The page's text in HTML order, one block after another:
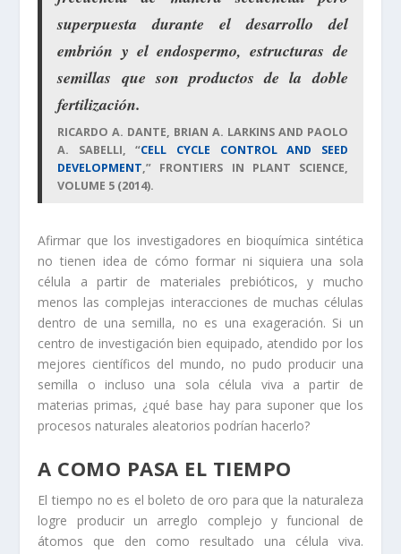
superpuesta durante el desarrollo del
embrión y el endospermo, estructuras de
semillas que son productos de la doble
fertilización.
RICARDO A. DANTE, BRIAN A. LARKINS AND PAOLO
A. SABELLI, “CELL CYCLE CONTROL AND SEED
DEVELOPMENT,” FRONTIERS IN PLANT SCIENCE,
VOLUME 5 (2014).
Afirmar que los investigadores en bioquímica sintética
no tienen idea de cómo formar ni siquiera una sola
célula a partir de materiales prebióticos, y mucho
menos las complejas interacciones de muchas células
dentro de una semilla, no es una exageración. Si un
centro de investigación bien equipado, atendido por los
mejores científicos del mundo, no pudo producir una
semilla o incluso una sola célula viva a partir de
materias primas, ¿qué base hay para suponer que los
procesos naturales aleatorios podrían hacerlo?
A COMO PASA EL TIEMPO
El tiempo no es el boleto de oro para que la naturaleza
logre producir un arreglo complejo y funcional de
átomos que den como resultado una célula viva.